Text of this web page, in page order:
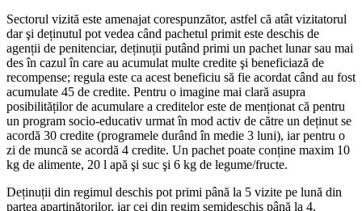
Sectorul vizită este amenajat corespunzător, astfel că atât vizitatorul
dar şi deținutul pot vedea când pachetul primit este deschis de
agenții de penitenciar, deținuții putând primi un pachet lunar sau mai
des în cazul în care au acumulat multe credite şi beneficiază de
recompense; regula este ca acest beneficiu să fie acordat când au fost
acumulate 45 de credite. Pentru o imagine mai clară asupra
posibilităților de acumulare a creditelor este de menționat că pentru
un program socio-educativ urmat în mod activ de către un deținut se
acordă 30 credite (programele durând în medie 3 luni), iar pentru o
zi de muncă se acordă 4 credite. Un pachet poate conține maxim 10
kg de alimente, 20 l apă şi suc şi 6 kg de legume/fructe.
Deținuții din regimul deschis pot primi până la 5 vizite pe lună din
partea aparținătorilor, iar cei din regim semideschis până la 4.